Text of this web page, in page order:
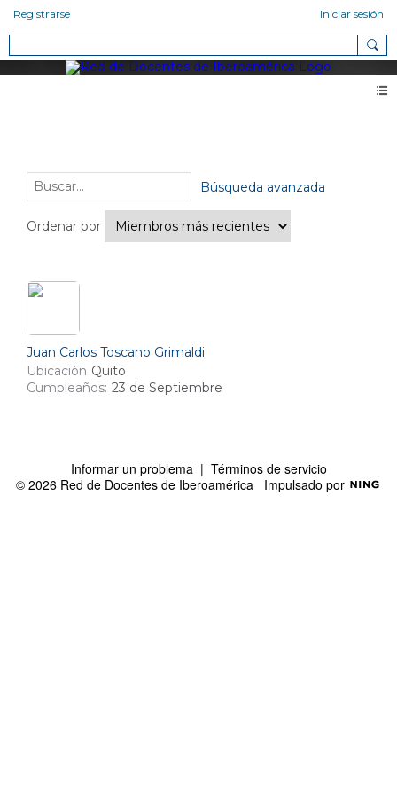
Registrarse Iniciar sesión
Ordenar por
Búsqueda avanzada
Juan Carlos Toscano Grimaldi
Ubicación Quito
Cumpleaños: 23 de Septiembre
Informar un problema| Términos de servicio
© 2026 Red de Docentes de Iberoamérica Impulsado por